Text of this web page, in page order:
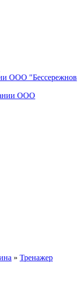
ООО "Бессережнов
» Тренажер